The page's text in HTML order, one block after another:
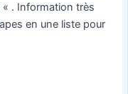
. Information très
en une liste pour